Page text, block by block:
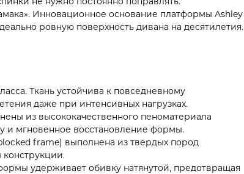
Инновационное основание платформы Ashley
ровную поверхность дивана на десятилетия.
Ткань устойчива к повседневному
даже при интенсивных нагрузках.
из высококачественного пеноматериала
и мгновенное восстановление формы.
frame) выполнена из твердых пород
удерживает обивку натянутой, предотвращая